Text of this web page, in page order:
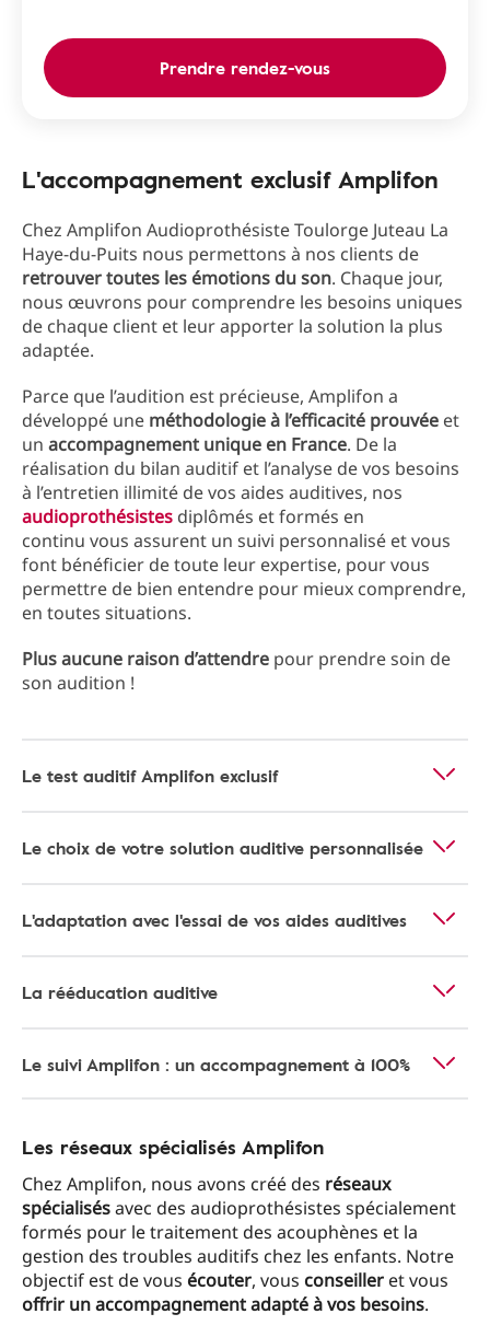
Prendre rendez-vous
L'accompagnement exclusif Amplifon
Chez Amplifon Audioprothésiste Toulorge Juteau La
Haye-du-Puits nous permettons à nos clients de
retrouver toutes les émotions du son. Chaque jour,
nous œuvrons pour comprendre les besoins uniques
de chaque client et leur apporter la solution la plus
adaptée.
Parce que l’audition est précieuse, Amplifon a
développé une méthodologie à l’efficacité prouvée et
un accompagnement unique en France. De la
réalisation du bilan auditif et l’analyse de vos besoins
à l’entretien illimité de vos aides auditives, nos
audioprothésistes diplômés et formés en
continu vous assurent un suivi personnalisé et vous
font bénéficier de toute leur expertise, pour vous
permettre de bien entendre pour mieux comprendre,
en toutes situations.
Plus aucune raison d’attendre pour prendre soin de
son audition !
Le test auditif Amplifon exclusif
Le choix de votre solution auditive personnalisée
L'adaptation avec l'essai de vos aides auditives
La rééducation auditive
Le suivi Amplifon : un accompagnement à 100%
Les réseaux spécialisés Amplifon
Chez Amplifon, nous avons créé des réseaux
spécialisésavec des audioprothésistes spécialement
formés pour le traitement des acouphènes et la
gestion des troubles auditifs chez les enfants. Notre
objectif est de vous écouter, vous conseiller et vous
offrir un accompagnement adapté à vos besoins.